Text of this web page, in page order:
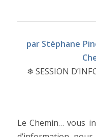
par Stéphane
❄SESSION
Le Chemin… vous